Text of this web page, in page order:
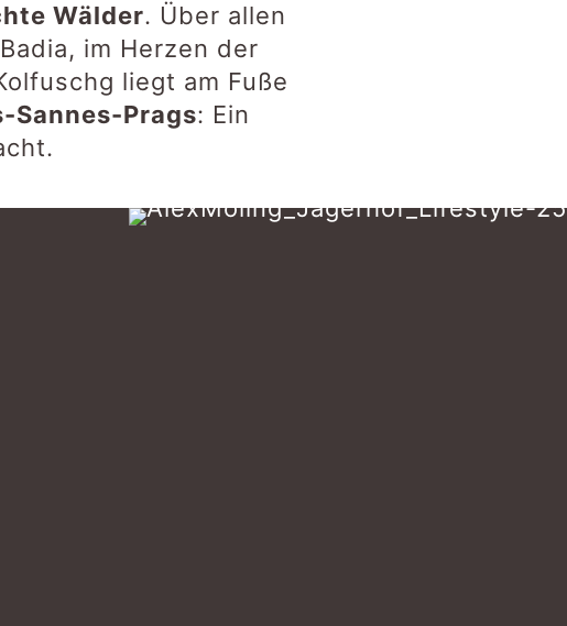
Wälder. Über allen
im Herzen der
liegt am Fuße
Sannes-Prags: Ein